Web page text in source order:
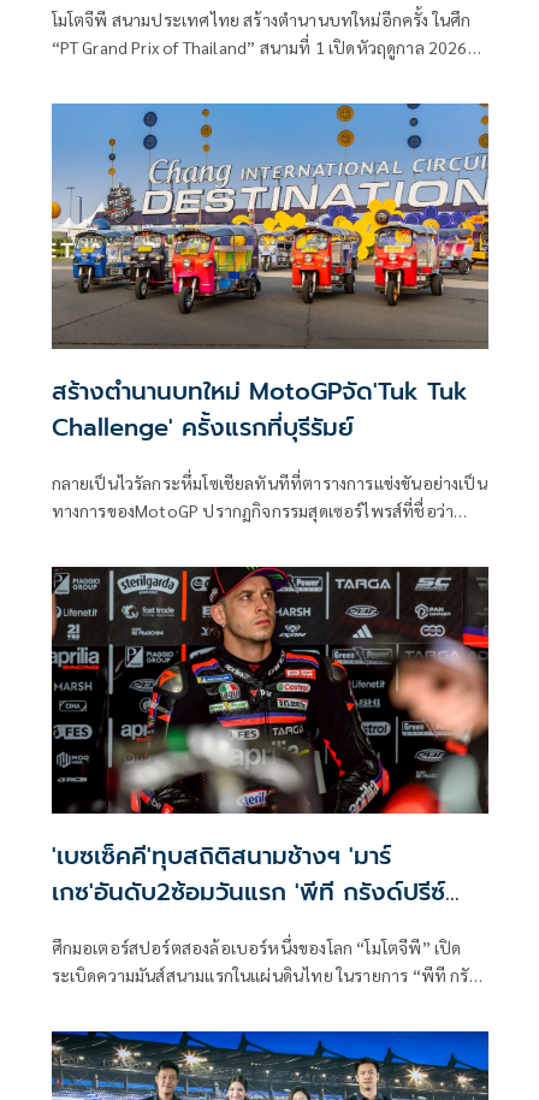
โมโตจีพี สนามประเทศไทย สร้างตำนานบทใหม่อีกครั้ง ในศึก
“PT Grand Prix of Thailand” สนามที่ 1 เปิดหัวฤดูกาล 2026
เลนจ์” ด้วยการส่งนักบิดพรีเมียร์คลาส 22 คน นำโดยดีกรีแชมป์
โลกอย่าง มาร์ค มาร์เกซ, ฟรานเชสโก้ บันยาญ่า, ฟาบิโอ กวาร์
ตาราโร, โจอัน เมียร์ และ ฮอร์เก มาร์ติน ฯลฯ ลงหวดรถ “รถตุ๊ก
ตุ๊ก” ซอฟต์เพาเวอร์ไทยอวดสายตาชาวโลก
สร้างตำนานบทใหม่ MotoGPจัด'Tuk Tuk
Challenge' ครั้งแรกที่บุรีรัมย์
กลายเป็นไวรัลกระหึ่มโซเชียลทันทีที่ตารางการแข่งขันอย่างเป็น
ทางการของMotoGP ปรากฏกิจกรรมสุดเซอร์ไพรส์ที่ชื่อว่า
Parade แบบเดิม ใน “PT Grand Prix of Thailand 2026” วัน
อาทิตย์นี้ เวลา 11.00 น. ที่ สนามช้าง อินเตอร์เนชั่นแนล เซ
อร์กิต
'เบซเซ็คคี'ทุบสถิติสนามช้างฯ 'มาร์
เกซ'อันดับ2ซ้อมวันแรก 'พีที กรังด์ปรีซ์
ศึกมอเตอร์สปอร์ตสองล้อเบอร์หนึ่งของโลก “โมโตจีพี” เปิด
ระเบิดความมันส์สนามแรกในแผ่นดินไทย ในรายการ “พีที กรังด์
ถ่ายทอดสดสู่ทุกสายตาทั่วทุกมุมโลกเริ่มต้นการลงสนามวันแรก
โดย มาร์โก เบซเซ็คคี ยอดนักบิดอิตาเลียนจาก อพริเลีย เรซซิ่ง
โชว์ความเร็วระดับพระกาฬทุบสถิติตลอดกาลของ สนามช้าง